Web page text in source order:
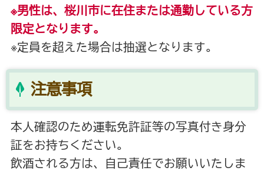
※男性は、桜川市に在住または通勤している方
限定となります。
※定員を超えた場合は抽選となります。
注意事項
本人確認のため運転免許証等の写真付き身分
証をお持ちください。
飲酒される方は、自己責任でお願いいたしま